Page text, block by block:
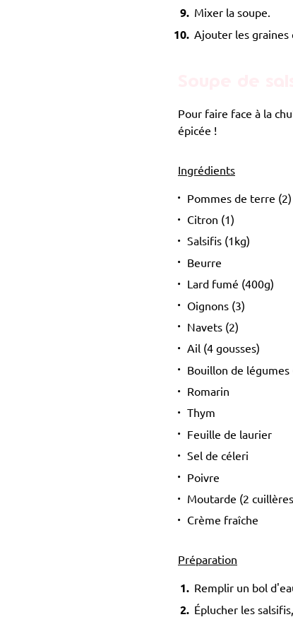
Mixer la soupe.
Ajouter les
Pour faire face à la
épicée !
Ingrédients
Pommes de terre (2)
Citron (1)
Salsifis (1kg)
Beurre
Lard fumé (400g)
Oignons (3)
Navets (2)
Ail (4 gousses)
Bouillon de légumes
Romarin
Thym
Feuille de laurier
Sel de céleri
Poivre
Moutarde (2
Crème fraîche
Préparation
Remplir un bol
Éplucher les